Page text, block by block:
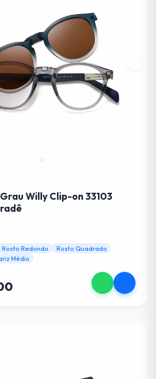
Willy Clip-on 33103
Rosto Redondo
Rosto Quadrado
Médio